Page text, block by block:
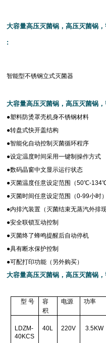
大容量高压灭菌锅，高压灭菌锅
:
智能型不锈钢立式灭菌器
大容量高压灭菌锅，高压灭菌锅
●塑料防烫罩壳机身不锈钢材料
●转盘式快开盖结构
●智能化自动控制灭菌循环程序
●设定温度时间采用一键制操作方式
●数码晶窗中文显示运行状态
●灭菌温度任意设定范围（50℃-134℃
●灭菌时间任意设定范围（0-99小时）
●内排汽装置（灭菌结束无蒸汽外排现
●安全联锁互动控制
●灭菌终了蜂鸣提醒后自动停机
●具有断水保护控制
●可配打印功能（另外购买）
大容量高压灭菌锅，高压灭菌锅
型 号
容
积
电源 功率
LDZM-
40KCS
40L 220V 3.5KW